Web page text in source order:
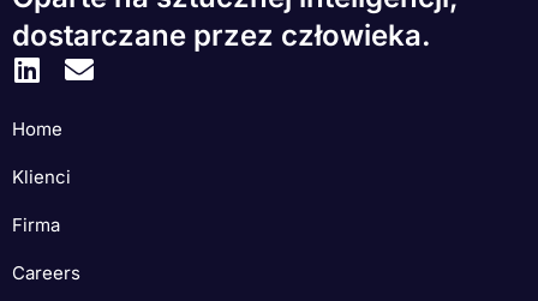
dostarczane przez człowieka.
Home
Klienci
Firma
Careers